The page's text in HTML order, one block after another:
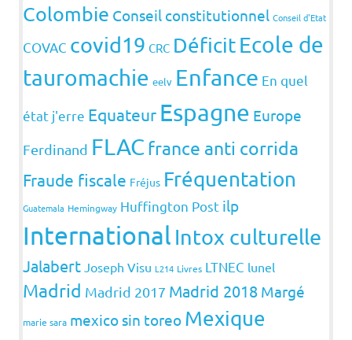
Colombie Conseil constitutionnel Conseil d'Etat
COVAC covid19 CRC DéficitEcole de
tauromachie eelv Enfance En quel
état j'erre Equateur Espagne Europe
Ferdinand FLAC france anti corrida
Fraude fiscale Fréjus Fréquentation
Guatemala Hemingway Huffington Post ilp
International Intox culturelle
Jalabert Joseph Visu L214 Livres LTNEC lunel
Madrid Madrid 2017 Madrid 2018 Margé
marie sara mexico sin toreo Mexique